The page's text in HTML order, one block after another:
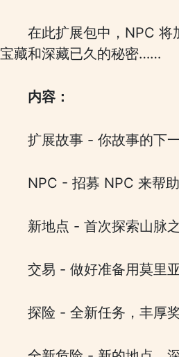
在此扩展包中，NPC 将
宝藏和深藏已久的秘密……
内容：
扩展故事 - 你故事的下
NPC - 招募 NPC 来帮
新地点 - 首次探索山脉
交易 - 做好准备用莫里
探险 - 全新任务，丰厚